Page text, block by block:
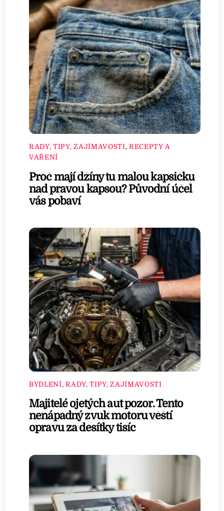
RADY, TIPY, ZAJÍMAVOSTI, RECEPTY A
VAŘENÍ
Proč mají džíny tu malou kapsičku
nad pravou kapsou? Původní účel
vás pobaví
BYDLENÍ,RADY, TIPY, ZAJÍMAVOSTI
Majitelé ojetých aut pozor. Tento
nenápadný zvuk motoru věští
opravu za desítky tisíc